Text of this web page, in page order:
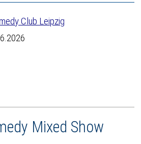
Club Leipzig
Mixed Show